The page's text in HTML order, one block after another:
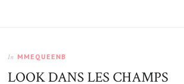
In MMEQUEENB
LOOK DANS LES CHAMPS